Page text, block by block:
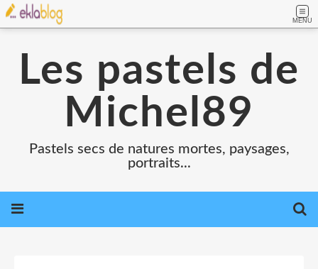
MENU
Les pastels de
Michel89
Pastels secs de natures mortes, paysages,
portraits...